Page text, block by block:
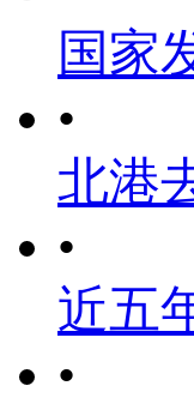
国家
•
北港
•
近五
•